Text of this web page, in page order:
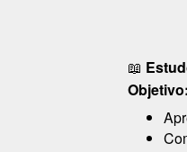
📖
Objetivo: